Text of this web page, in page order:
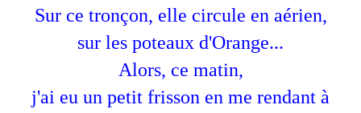
Sur ce tronçon, elle circule en aérien,
sur les poteaux d'Orange...
Alors, ce matin,
j'ai eu un petit frisson en me rendant à